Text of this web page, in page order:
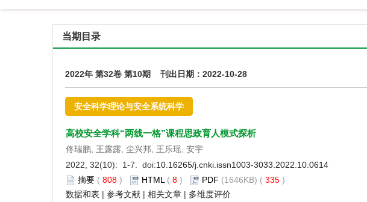
当期目录
2022年 第32卷 第10期 刊出日期：2022-10-28
安全科学理论与安全系统科学
高校安全学科“两线一格”课程思政育人模式探析
佟瑞鹏, 王露露, 尘兴邦, 王乐瑶, 安宇
2022, 32(10): 1-7. doi:10.16265/j.cnki.issn1003-3033.2022.10.0614
摘要 ( 808 ) HTML ( 8 ) PDF (1646KB) ( 335 )
数据和表 | 参考文献 | 相关文章 | 多维度评价